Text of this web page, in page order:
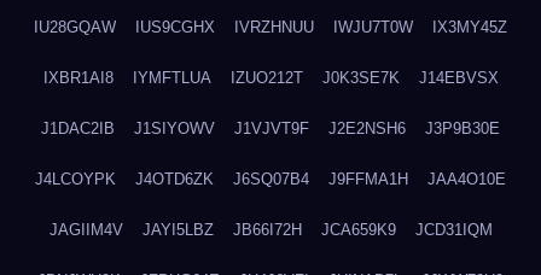
IU28GQAW IUS9CGHX IVRZHNUU IWJU7T0W IX3MY45Z
IXBR1AI8 IYMFTLUA IZUO212T J0K3SE7K J14EBVSX
J1DAC2IB J1SIYOWV J1VJVT9F J2E2NSH6 J3P9B30E
J4LCOYPK J4OTD6ZK J6SQ07B4 J9FFMA1H JAA4O10E
JAGIIM4V JAYI5LBZ JB66I72H JCA659K9 JCD31IQM